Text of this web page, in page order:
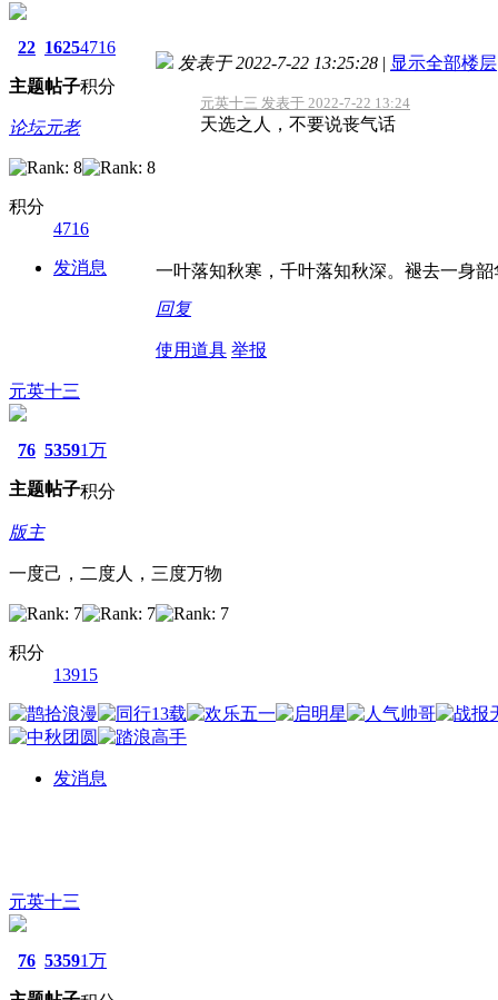
22
主题
1625
帖子
4716
积分
论坛元老
积分
4716
发消息
发表于 2022-7-22 13:25:28 | 显示全部楼层
元英十三 发表于 2022-7-22 13:24
天选之人，不要说丧气话
一叶落知秋寒，千叶落知秋深。褪去一身
回复
使用道具 举报
元英十三
76
主题
5359
帖子
1万
积分
版主
一度己，二度人，三度万物
积分
13915
发消息
元英十三
76 53591万